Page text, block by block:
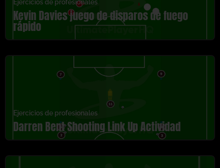
Ejercicios de profesionales
Kevin Davies juego de disparos de fuego
rápido
Ejercicios de profesionales
Darren Bent Shooting Link Up Actividad